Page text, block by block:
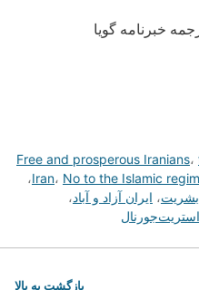
خبرنامه گویا
Free and prosperous Iranians،
Iran، No to the Islamic
،
بشریت، ایران آزاد و آباد،
بازگشت به بالا